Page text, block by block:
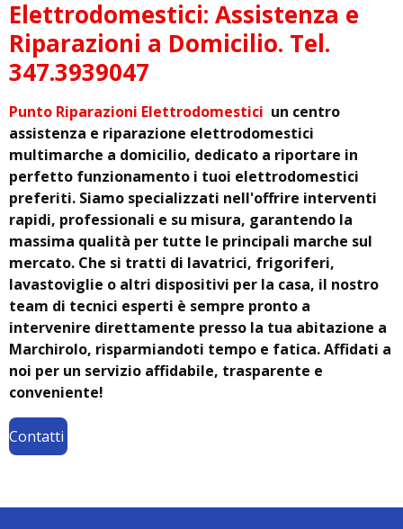
Elettrodomestici: Assistenza e
Riparazioni a Domicilio. Tel.
347.3939047
Punto Riparazioni Elettrodomestici un centro
assistenza e riparazione elettrodomestici
multimarche a domicilio, dedicato a riportare in
perfetto funzionamento i tuoi elettrodomestici
preferiti. Siamo specializzati nell'offrire interventi
rapidi, professionali e su misura, garantendo la
massima qualità per tutte le principali marche sul
mercato. Che si tratti di lavatrici, frigoriferi,
lavastoviglie o altri dispositivi per la casa, il nostro
team di tecnici esperti è sempre pronto a
intervenire direttamente presso la tua abitazione a
Marchirolo, risparmiandoti tempo e fatica. Affidati a
noi per un servizio affidabile, trasparente e
conveniente!
Contatti